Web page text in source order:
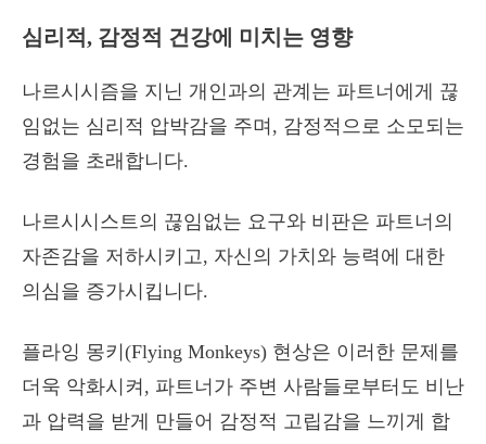
심리적, 감정적 건강에 미치는 영향
나르시시즘을 지닌 개인과의 관계는 파트너에게 끊
임없는 심리적 압박감을 주며, 감정적으로 소모되는
경험을 초래합니다.
나르시시스트의 끊임없는 요구와 비판은 파트너의
자존감을 저하시키고, 자신의 가치와 능력에 대한
의심을 증가시킵니다.
플라잉 몽키(Flying Monkeys) 현상은 이러한 문제를
더욱 악화시켜, 파트너가 주변 사람들로부터도 비난
과 압력을 받게 만들어 감정적 고립감을 느끼게 합